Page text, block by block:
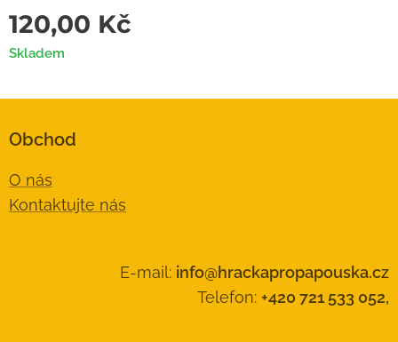
120,00 Kč
Skladem
Obchod
O nás
Kontaktujte nás
E-mail: info@hrackapropapouska.cz
Telefon: +420 721 533 052,